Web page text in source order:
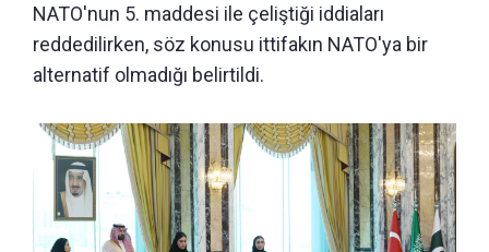
NATO'nun 5. maddesi ile çeliştiği iddiaları
reddedilirken, söz konusu ittifakın NATO'ya bir
alternatif olmadığı belirtildi.